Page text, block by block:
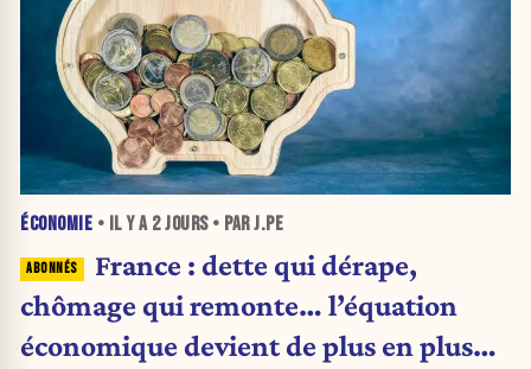
ÉCONOMIE • IL Y A 2 JOURS• PAR J.PE
France : dette qui dérape,
chômage qui remonte… l’équation
économique devient de plus en plus